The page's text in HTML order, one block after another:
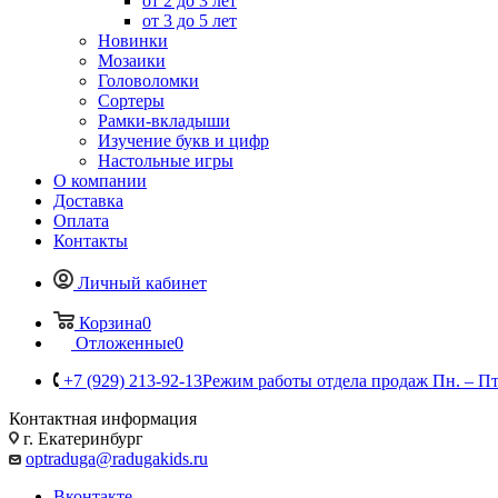
от 3 до 5 лет
Новинки
Мозаики
Головоломки
Сортеры
Рамки-вкладыши
Изучение букв и цифр
Настольные игры
О компании
Доставка
Оплата
Контакты
Личный кабинет
Корзина0
Отложенные0
+7 (929) 213-92-13Режим работы отдела продаж Пн. –
Контактная информация
г. Екатеринбург
optraduga@radugakids.ru